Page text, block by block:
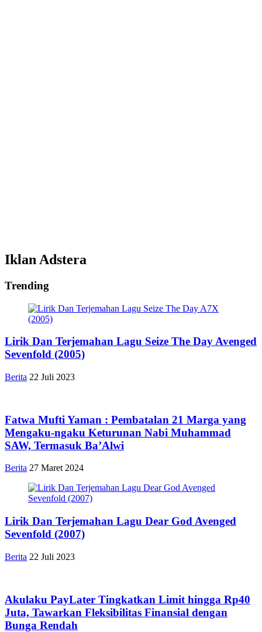
Iklan Adstera
Trending
Lirik Dan Terjemahan Lagu Seize The Day Avenged
Sevenfold (2005)
Berita 22 Juli 2023
Fatwa Mufti Yaman : Pembatalan 21 Marga yang
Mengaku-ngaku Keturunan Nabi Muhammad
SAW, Termasuk Ba’Alwi
Berita 27 Maret 2024
Lirik Dan Terjemahan Lagu Dear God Avenged
Sevenfold (2007)
Berita 22 Juli 2023
Akulaku PayLater Tingkatkan Limit hingga Rp40
Juta, Tawarkan Fleksibilitas Finansial dengan
Bunga Rendah